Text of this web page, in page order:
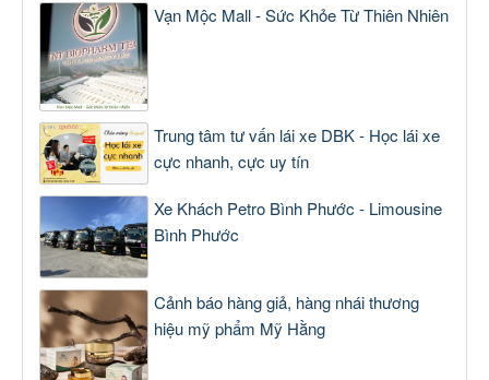
Vạn Mộc Mall - Sức Khỏe Từ Thiên Nhiên
Trung tâm tư vấn lái xe DBK - Học lái xe
cực nhanh, cực uy tín
Xe Khách Petro Bình Phước - Limousine
Bình Phước
Cảnh báo hàng giả, hàng nhái thương
hiệu mỹ phẩm Mỹ Hằng